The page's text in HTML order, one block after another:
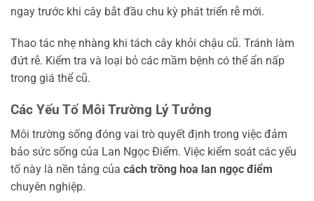
ngay trước khi cây bắt đầu chu kỳ phát triển rễ mới.
Thao tác nhẹ nhàng khi tách cây khỏi chậu cũ. Tránh làm
đứt rễ. Kiểm tra và loại bỏ các mầm bệnh có thể ẩn nấp
trong giá thể cũ.
Các Yếu Tố Môi Trường Lý Tưởng
Môi trường sống đóng vai trò quyết định trong việc đảm
bảo sức sống của Lan Ngọc Điểm. Việc kiểm soát các yếu
tố này là nền tảng của cách trồng hoa lan ngọc điểm
chuyên nghiệp.